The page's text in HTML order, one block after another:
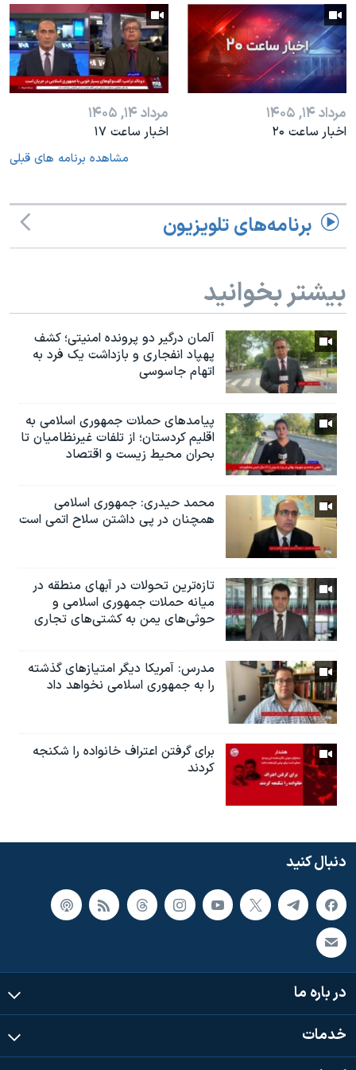
مرداد ۱۴, ۱۴۰۵
اخبار ساعت ۲۰
مرداد ۱۴, ۱۴۰۵
اخبار ساعت ۱۷
مشاهده برنامه های قبلی
برنامه‌های تلویزیون
بیشتر بخوانید
آلمان درگیر دو پرونده امنیتی؛ کشف
پهپاد انفجاری و بازداشت یک فرد به
اتهام جاسوسی
پیامدهای حملات جمهوری اسلامی به
اقلیم کردستان؛ از تلفات غیرنظامیان تا
بحران محیط زیست و اقتصاد
محمد حیدری: جمهوری اسلامی
همچنان در‌ پی داشتن سلاح اتمی است
تازه‌ترین‌ تحولات در آبهای منطقه در
میانه حملات جمهوری اسلامی و
حوثی‌های یمن به کشتی‌های تجاری
مدرس: آمریکا دیگر امتیازهای گذشته
را به جمهوری اسلامی نخواهد داد
براى گرفتن اعتراف خانواده را شكنجه
کردند
دنبال کنید
در باره ما
خدمات